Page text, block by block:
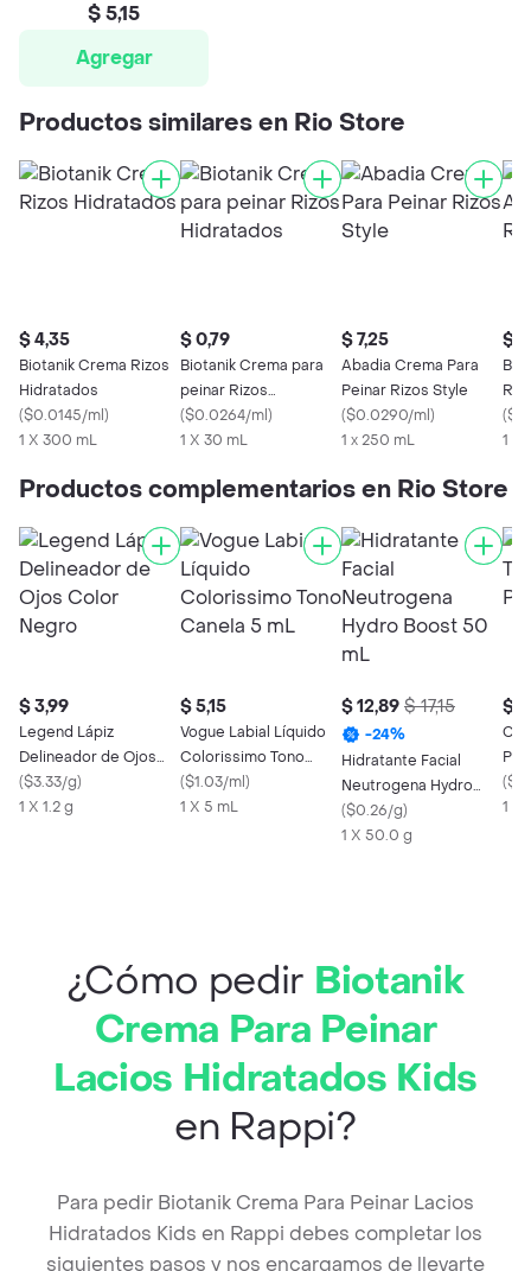
$ 5,15
Agregar
Productos similares en Rio Store
$ 4,35
Biotanik Crema Rizos
Hidratados
($0.0145/ml)
1 X 300 mL
$ 0,79
Biotanik Crema para
peinar Rizos
Hidratados
($0.0264/ml)
1 X 30 mL
$ 7,25
Abadia Crema Para
Peinar Rizos Style
($0.0290/ml)
1 x 250 mL
$
(
1 x
Productos complementarios en Rio Store
$ 3,99
Legend Lápiz
Delineador de Ojos
Color Negro
($3.33/g)
1 X 1.2 g
$ 5,15
Vogue Labial Líquido
Colorissimo Tono
Canela 5 mL
($1.03/ml)
1 X 5 mL
$ 12,89 $ 17,15
-24%
Hidratante Facial
Neutrogena Hydro
Boost 50 mL
($0.26/g)
1 X 50.0 g
$
(
1 X
¿Cómo pedir Biotanik
Crema Para Peinar
Lacios Hidratados Kids
en Rappi?
Para pedir Biotanik Crema Para Peinar Lacios
Hidratados Kids en Rappi debes completar los
siguientes pasos y nos encargamos de llevarte